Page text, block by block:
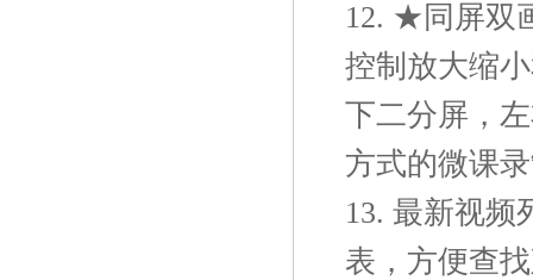
12. ★同屏双
控制放大缩
下二分屏，
方式的微课
13. 最新视频
表，方便查